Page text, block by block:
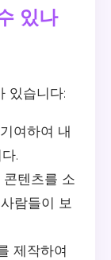
있나
있습니다:
여하여 내
.
텐츠를 소
람들이 보
제작하여